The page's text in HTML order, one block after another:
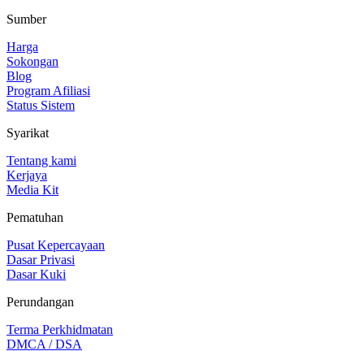
Sumber
Harga
Sokongan
Blog
Program Afiliasi
Status Sistem
Syarikat
Tentang kami
Kerjaya
Media Kit
Pematuhan
Pusat Kepercayaan
Dasar Privasi
Dasar Kuki
Perundangan
Terma Perkhidmatan
DMCA / DSA